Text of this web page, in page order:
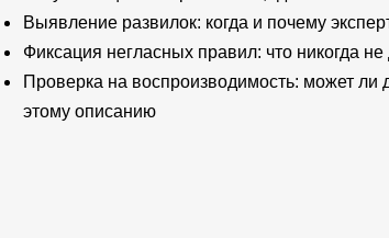
Выявление развилок: когда и почему
Фиксация негласных правил: что никогда
Проверка на воспроизводимость: может ли
этому описанию